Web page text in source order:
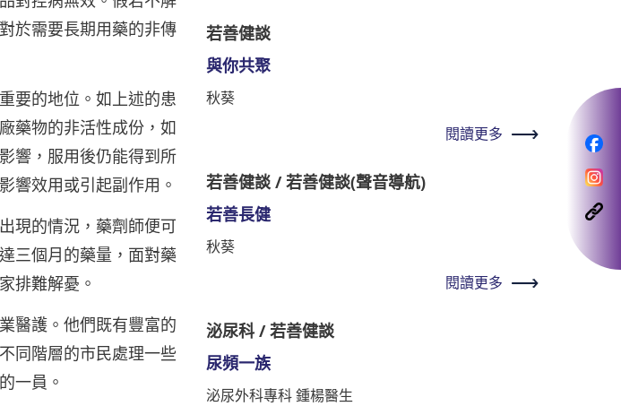
於需要長期用藥的非傳
要的地位。如上述的患
藥物的非活性成份，如
響，服用後仍能得到所
響效用或引起副作用。
現的情況，藥劑師便可
三個月的藥量，面對藥
排難解憂。
醫護。他們既有豐富的
同階層的市民處理一些
一員。
若善健談
與你共聚
秋葵
閱讀更多
若善健談 / 若善健談(聲音導航)
若善長健
秋葵
閱讀更多
泌尿科 / 若善健談
尿頻一族
泌尿外科專科 鍾楊醫生